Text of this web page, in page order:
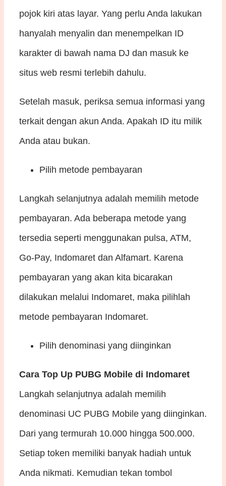
pojok kiri atas layar. Yang perlu Anda lakukan
hanyalah menyalin dan menempelkan ID
karakter di bawah nama DJ dan masuk ke
situs web resmi terlebih dahulu.
Setelah masuk, periksa semua informasi yang
terkait dengan akun Anda. Apakah ID itu milik
Anda atau bukan.
Pilih metode pembayaran
Langkah selanjutnya adalah memilih metode
pembayaran. Ada beberapa metode yang
tersedia seperti menggunakan pulsa, ATM,
Go-Pay, Indomaret dan Alfamart. Karena
pembayaran yang akan kita bicarakan
dilakukan melalui Indomaret, maka pilihlah
metode pembayaran Indomaret.
Pilih denominasi yang diinginkan
Cara Top Up PUBG Mobile di Indomaret
Langkah selanjutnya adalah memilih
denominasi UC PUBG Mobile yang diinginkan.
Dari yang termurah 10.000 hingga 500.000.
Setiap token memiliki banyak hadiah untuk
Anda nikmati. Kemudian tekan tombol